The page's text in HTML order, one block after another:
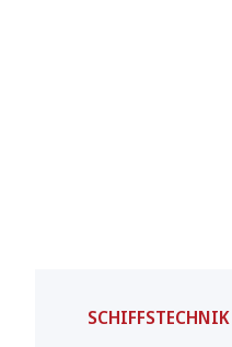
SCHIFFSTECHNIK